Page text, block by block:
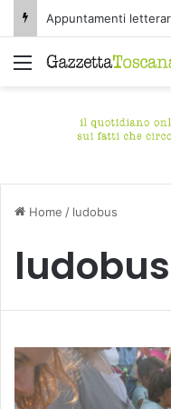
Appuntamenti
Menu
Home / ludobus
ludobus